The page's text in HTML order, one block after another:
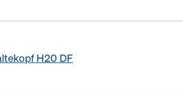
H20 DF